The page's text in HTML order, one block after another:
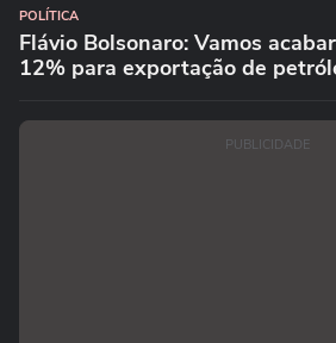
POLÍTICA
Flávio Bolsonaro: Vamos
12% para exportação de
PUBLICIDADE